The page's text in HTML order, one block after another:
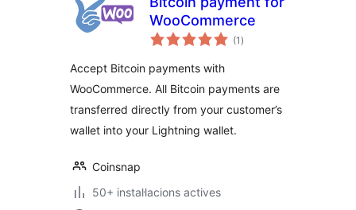
WooCommerce
(1 puntuacions
totals
)
Accept Bitcoin payments with
WooCommerce. All Bitcoin payments are
transferred directly from your customer’s
wallet into your Lightning wallet.
Coinsnap
50+ instal·lacions actives